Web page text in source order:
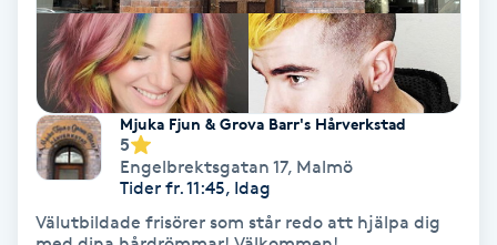
IPL hårborttagning
IR-massage Mjuka Fjun & Grova Barr's Hårverkstad
5
Engelbrektsgatan 17, Malmö
Tider fr. 11:45, Idag
Välutbildade frisörer som står redo att hjälpa dig